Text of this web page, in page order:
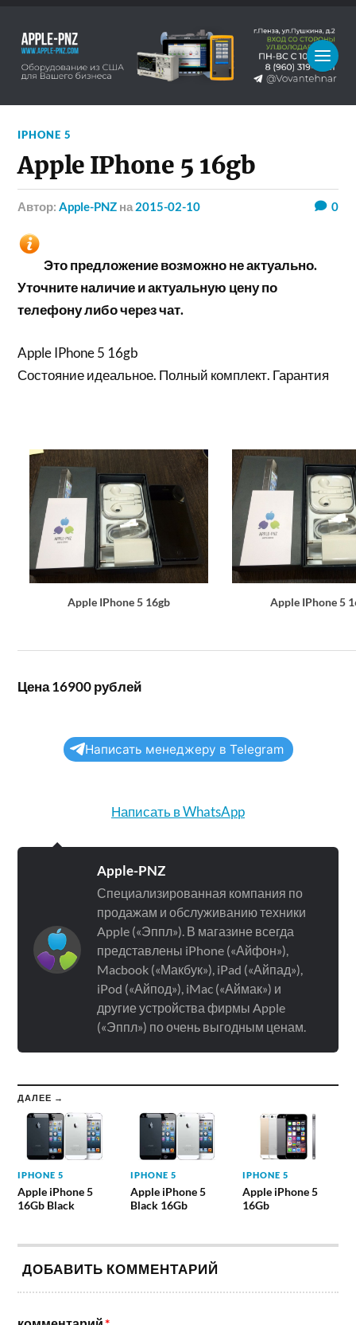
IPHONE 5
Apple IPhone 5 16gb
Автор:Apple-PNZ на 2015-02-10 0
Это предложение возможно не актуально.
Уточните наличие и актуальную цену по
телефону либо через чат.
Apple IPhone 5 16gb
Состояние идеальное. Полный комплект. Гарантия
Apple IPhone 5 16gb Apple IPhone 5
Цена 16900 рублей
Написать менеджеру в Telegram
Написать в WhatsApp
Apple-PNZ
Специализированная компания по
продажам и обслуживанию техники
Apple («Эппл»). В магазине всегда
представлены iPhone («Айфон»),
Macbook («Макбук»), iPad («Айпад»),
iPod («Айпод»), iMac («Аймак») и
другие устройства фирмы Apple
(«Эппл») по очень выгодным ценам.
ДАЛЕЕ →
IPHONE 5
Apple iPhone 5
16Gb Black
IPHONE 5
Apple iPhone 5
Black 16Gb
IPHONE 5
Apple iPhone 5
16Gb
ДОБАВИТЬ КОММЕНТАРИЙ